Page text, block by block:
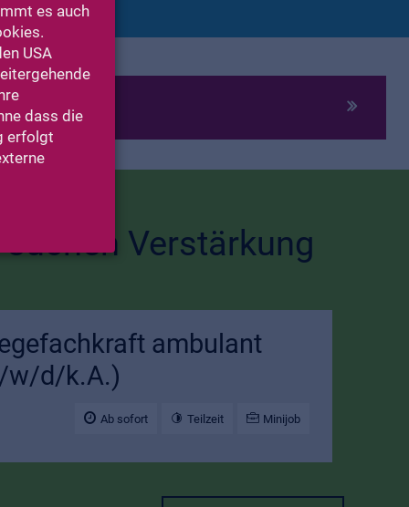
es auch
USA
dass die
erfolgt
Verstärkung
ambulant
w/d/k.A.)
Ab sofort Teilzeit Minijob